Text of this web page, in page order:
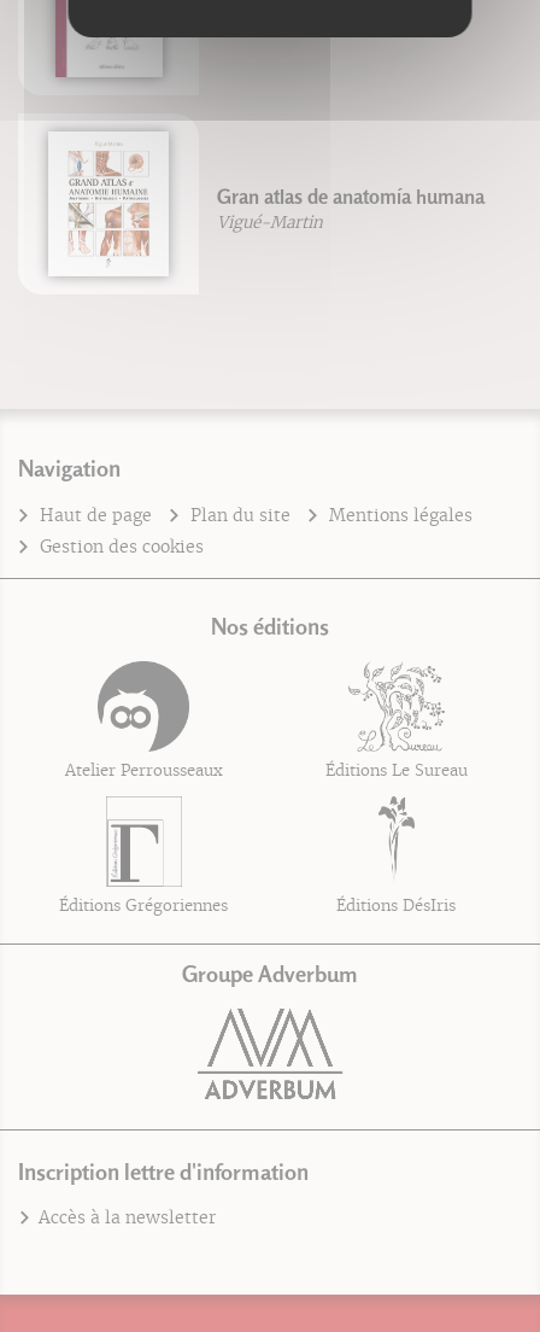
Gran atlas de anatomía humana
Vigué-Martin
Navigation
Haut de page Plan du site
Mentions légales
Gestion des cookies
Nos éditions
Atelier Perrousseaux Éditions Le Sureau
Éditions Grégoriennes Éditions DésIris
Groupe Adverbum
Inscription lettre d'information
Accès à la newsletter